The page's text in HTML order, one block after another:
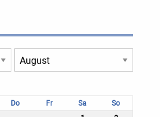
Do Fr Sa
So